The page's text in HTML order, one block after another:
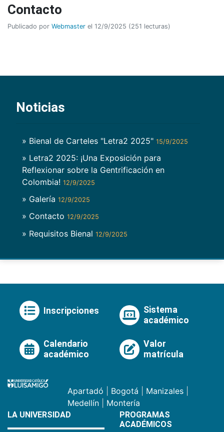
Contacto
Publicado por Webmaster el 12/9/2025 (251 lecturas)
Noticias
» Bienal de Carteles "Letra2 2025" 15/9/2025
» Letra2 2025: ¡Una Exposición para
Reflexionar sobre la Gentrificación en
Colombia! 12/9/2025
» Galería 12/9/2025
» Contacto 12/9/2025
» Requisitos Bienal 12/9/2025
Inscripciones
Sistema
académico
Calendario
académico
Valor
matrícula
Apartadó Bogotá Manizales
Medellín
Montería
LA UNIVERSIDAD
PROGRAMAS
ACADÉMICOS